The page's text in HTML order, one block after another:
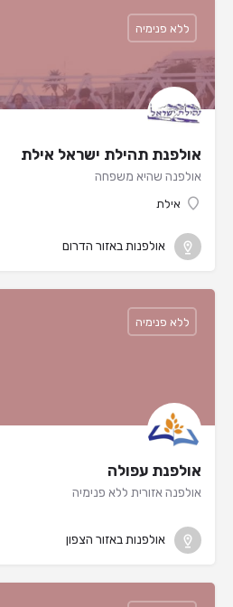
אולפנת תהילת ישראל אילת
אולפנה שהיא משפחה
אילת
ללא פנימיה
אולפנות באזור הדרום
אולפנת עפולה
אולפנה אזורית ללא פנימיה
ללא פנימיה
אולפנות באזור הצפון